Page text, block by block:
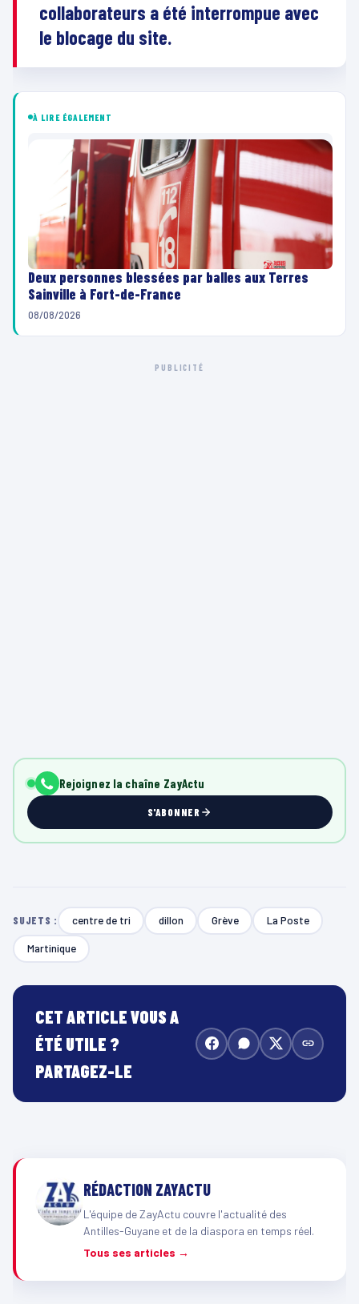
collaborateurs a été interrompue avec
le blocage du site.
À LIRE ÉGALEMENT
Deux personnes blessées par balles aux Terres
Sainville à Fort-de-France
08/08/2026
PUBLICITÉ
Rejoignez la chaîne ZayActu
S'ABONNER
SUJETS : centre de tri dillon Grève La Poste
Martinique
CET ARTICLE VOUS A
ÉTÉ UTILE ?
PARTAGEZ-LE
RÉDACTION ZAYACTU
L'équipe de ZayActu couvre l'actualité des
Antilles-Guyane et de la diaspora en temps réel.
Tous ses articles →